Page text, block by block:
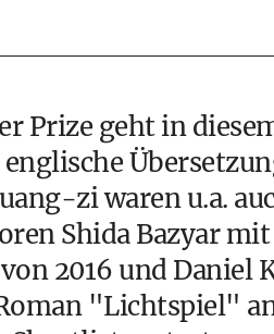
Prize geht in
zi waren u.a.
Shida Bazyar
2016 und Daniel
"Lichtspiel"